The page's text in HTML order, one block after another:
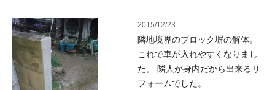
2015/12/23
隣地境界のブロック塀の解体。
これで車が入れやすくなりまし
た。 隣人が身内だから出来るリ
フォームでした。...